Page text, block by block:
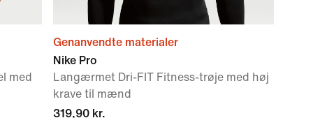
med
Genanvendte materialer
Nike Pro
Langærmet Dri-FIT Fitness-trøje med høj
krave til mænd
319,90 kr.